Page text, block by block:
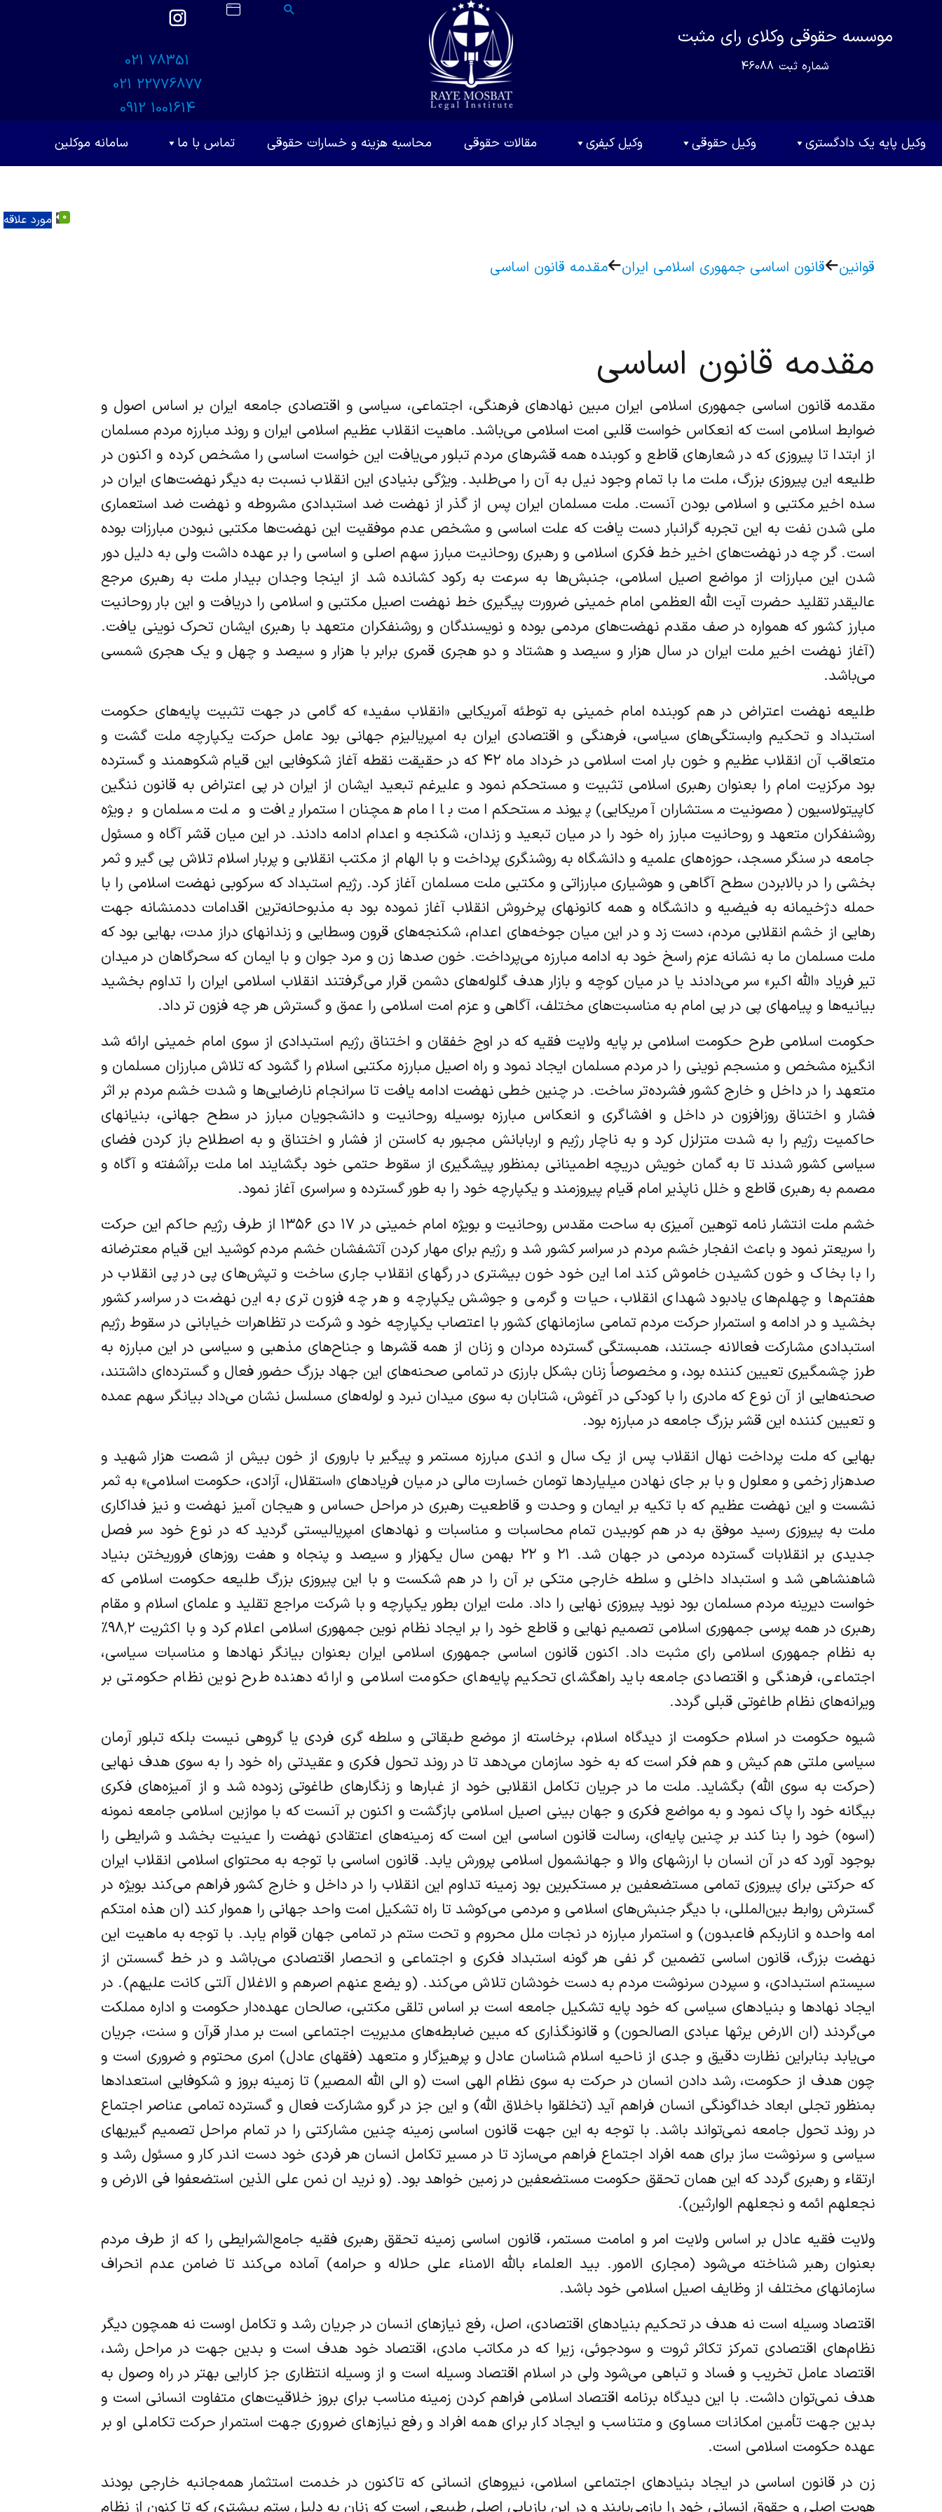
موسسه حقوقی وکلای رای مثبت
شماره ثبت
021 78351
021 22776877
0912 1001614
وکیل پایه یک دادگستری وکیل حقوقی وکیل کیفری مقالات حقوقی محاسبه هزینه و خسارات حقوقی تماس با ما سامانه موکلین
مورد علاقه 0
قوانین قانون اساسی جمهوری اسلامی ایران مقدمه قانون اساسی
مقدمه قانون اساسی
مقدمه قانون اساسی جمهوری اسلامی ایران مبین نهادهای فرهنگی، اجتماعی، سیاسی و اقتصادی جامعه ایران بر اساس اصول و
ضوابط اسلامی است که انعکاس خواست قلبی امت اسلامی می‌باشد. ماهیت انقلاب عظیم اسلامی ایران و روند مبارزه مردم مسلمان
از ابتدا تا پیروزی که در شعارهای قاطع و کوبنده همه قشرهای مردم تبلور می‌یافت این خواست اساسی را مشخص کرده و اکنون در
طلیعه این پیروزی بزرگ، ملت ما با تمام وجود نیل به آن را می‌طلبد. ویژگی بنیادی این انقلاب نسبت به دیگر نهضت‌های ایران در
سده اخیر مکتبی و اسلامی بودن آنست. ملت مسلمان ایران پس از گذر از نهضت ضد استبدادی مشروطه و نهضت ضد استعماری
ملی شدن نفت به این تجربه گرانبار دست یافت که علت اساسی و مشخص عدم موفقیت این نهضت‌ها مکتبی نبودن مبارزات بوده
است. گر چه در نهضت‌های اخیر خط فکری اسلامی و رهبری روحانیت مبارز سهم اصلی و اساسی را بر عهده داشت ولی به دلیل دور
شدن این مبارزات از مواضع اصیل اسلامی، جنبش‌ها به سرعت به رکود کشانده شد از اینجا وجدان بیدار ملت به رهبری مرجع
عالیقدر تقلید حضرت آیت الله العظمی امام خمینی ضرورت پیگیری خط نهضت اصیل مکتبی و اسلامی را دریافت و این بار روحانیت
مبارز کشور که همواره در صف مقدم نهضت‌های مردمی بوده و نویسندگان و روشنفکران متعهد با رهبری ایشان تحرک نوینی یافت.
(آغاز نهضت اخیر ملت ایران در سال هزار و سیصد و هشتاد و دو هجری قمری برابر با هزار و سیصد و چهل و یک هجری شمسی
می‌باشد.
طلیعه نهضت اعتراض در هم کوبنده امام خمینی به توطئه آمریکایی «انقلاب سفید» که گامی در جهت تثبیت پایه‌های حکومت
استبداد و تحکیم وابستگی‌های سیاسی، فرهنگی و اقتصادی ایران به امپریالیزم جهانی بود عامل حرکت یکپارچه ملت گشت و
متعاقب آن انقلاب عظیم و خون بار امت اسلامی در خرداد ماه ۴۲ که در حقیقت نقطه آغاز شکوفایی این قیام شکوهمند و گسترده
بود مرکزیت امام را بعنوان رهبری اسلامی تثبیت و مستحکم نمود و علیرغم تبعید ایشان از ایران در پی اعتراض به قانون ننگین
کاپیتولاسیون (مصونیت مستشاران آمریکایی) پیوند مستحکم امت با امام همچنان استمرار یافت و ملت مسلمان و بویژه
روشنفکران متعهد و روحانیت مبارز راه خود را در میان تبعید و زندان، شکنجه و اعدام ادامه دادند. در این میان قشر آگاه و مسئول
جامعه در سنگر مسجد، حوزه‌های علمیه و دانشگاه به روشنگری پرداخت و با الهام از مکتب انقلابی و پربار اسلام تلاش پی گیر و ثمر
بخشی را در بالابردن سطح آگاهی و هوشیاری مبارزاتی و مکتبی ملت مسلمان آغاز کرد. رژیم استبداد که سرکوبی نهضت اسلامی را با
حمله دژخیمانه به فیضیه و دانشگاه و همه کانونهای پرخروش انقلاب آغاز نموده بود به مذبوحانه‌ترین اقدامات ددمنشانه جهت
رهایی از خشم انقلابی مردم، دست زد و در این میان جوخه‌های اعدام، شکنجه‌های قرون وسطایی و زندانهای دراز مدت، بهایی بود که
ملت مسلمان ما به نشانه عزم راسخ خود به ادامه مبارزه می‌پرداخت. خون صدها زن و مرد جوان و با ایمان که سحرگاهان در میدان
تیر فریاد «الله اکبر» سر می‌دادند یا در میان کوچه و بازار هدف گلوله‌های دشمن قرار می‌گرفتند انقلاب اسلامی ایران را تداوم بخشید
بیانیه‌ها و پیامهای پی در پی امام به مناسبت‌های مختلف، آگاهی و عزم امت اسلامی را عمق و گسترش هر چه فزون تر داد.
حکومت اسلامی طرح حکومت اسلامی بر پایه ولایت فقیه که در اوج خفقان و اختناق رژیم استبدادی از سوی امام خمینی ارائه شد
انگیزه مشخص و منسجم نوینی را در مردم مسلمان ایجاد نمود و راه اصیل مبارزه مکتبی اسلام را گشود که تلاش مبارزان مسلمان و
متعهد را در داخل و خارج کشور فشرده‌تر ساخت. در چنین خطی نهضت ادامه یافت تا سرانجام نارضایی‌ها و شدت خشم مردم بر اثر
فشار و اختناق روزافزون در داخل و افشاگری و انعکاس مبارزه بوسیله روحانیت و دانشجویان مبارز در سطح جهانی، بنیانهای
حاکمیت رژیم را به شدت متزلزل کرد و به ناچار رژیم و اربابانش مجبور به کاستن از فشار و اختناق و به اصطلاح باز کردن فضای
سیاسی کشور شدند تا به گمان خویش دریچه اطمینانی بمنظور پیشگیری از سقوط حتمی خود بگشایند اما ملت برآشفته و آگاه و
مصمم به رهبری قاطع و خلل ناپذیر امام قیام پیروزمند و یکپارچه خود را به طور گسترده و سراسری آغاز نمود.
خشم ملت انتشار نامه توهین آمیزی به ساحت مقدس روحانیت و بویژه امام خمینی در ۱۷ دی ۱۳۵۶ از طرف رژیم حاکم این حرکت
را سریعتر نمود و باعث انفجار خشم مردم در سراسر کشور شد و رژیم برای مهار کردن آتشفشان خشم مردم کوشید این قیام معترضانه
را با بخاک و خون کشیدن خاموش کند اما این خود خون بیشتری در رگهای انقلاب جاری ساخت و تپش‌های پی در پی انقلاب در
هفتم‌ها و چهلم‌های یادبود شهدای انقلاب، حیات و گرمی و جوشش یکپارچه و هر چه فزون تری به این نهضت در سراسر کشور
بخشید و در ادامه و استمرار حرکت مردم تمامی سازمانهای کشور با اعتصاب یکپارچه خود و شرکت در تظاهرات خیابانی در سقوط رژیم
استبدادی مشارکت فعالانه جستند، همبستگی گسترده مردان و زنان از همه قشرها و جناح‌های مذهبی و سیاسی در این مبارزه به
طرز چشمگیری تعیین کننده بود، و مخصوصاً زنان بشکل بارزی در تمامی صحنه‌های این جهاد بزرگ حضور فعال و گسترده‌ای داشتند،
صحنه‌هایی از آن نوع که مادری را با کودکی در آغوش، شتابان به سوی میدان نبرد و لوله‌های مسلسل نشان می‌داد بیانگر سهم عمده
و تعیین کننده این قشر بزرگ جامعه در مبارزه بود.
بهایی که ملت پرداخت نهال انقلاب پس از یک سال و اندی مبارزه مستمر و پیگیر با باروری از خون بیش از شصت هزار شهید و
صدهزار زخمی و معلول و با بر جای نهادن میلیاردها تومان خسارت مالی در میان فریادهای «استقلال، آزادی، حکومت اسلامی» به ثمر
نشست و این نهضت عظیم که با تکیه بر ایمان و وحدت و قاطعیت رهبری در مراحل حساس و هیجان آمیز نهضت و نیز فداکاری
ملت به پیروزی رسید موفق به در هم کوبیدن تمام محاسبات و مناسبات و نهادهای امپریالیستی گردید که در نوع خود سر فصل
جدیدی بر انقلابات گسترده مردمی در جهان شد. ۲۱ و ۲۲ بهمن سال یکهزار و سیصد و پنجاه و هفت روزهای فروریختن بنیاد
شاهنشاهی شد و استبداد داخلی و سلطه خارجی متکی بر آن را در هم شکست و با این پیروزی بزرگ طلیعه حکومت اسلامی که
خواست دیرینه مردم مسلمان بود نوید پیروزی نهایی را داد. ملت ایران بطور یکپارچه و با شرکت مراجع تقلید و علمای اسلام و مقام
رهبری در همه پرسی جمهوری اسلامی تصمیم نهایی و قاطع خود را بر ایجاد نظام نوین جمهوری اسلامی اعلام کرد و با اکثریت ۹۸٬۲٪
به نظام جمهوری اسلامی رای مثبت داد. اکنون قانون اساسی جمهوری اسلامی ایران بعنوان بیانگر نهادها و مناسبات سیاسی،
اجتماعی، فرهنگی و اقتصادی جامعه باید راهگشای تحکیم پایه‌های حکومت اسلامی و ارائه دهنده طرح نوین نظام حکومتی بر
ویرانه‌های نظام طاغوتی قبلی گردد.
شیوه حکومت در اسلام حکومت از دیدگاه اسلام، برخاسته از موضع طبقاتی و سلطه گری فردی یا گروهی نیست بلکه تبلور آرمان
سیاسی ملتی هم کیش و هم فکر است که به خود سازمان می‌دهد تا در روند تحول فکری و عقیدتی راه خود را به سوی هدف نهایی
(حرکت به سوی الله) بگشاید. ملت ما در جریان تکامل انقلابی خود از غبارها و زنگارهای طاغوتی زدوده شد و از آمیزه‌های فکری
بیگانه خود را پاک نمود و به مواضع فکری و جهان بینی اصیل اسلامی بازگشت و اکنون بر آنست که با موازین اسلامی جامعه نمونه
(اسوه) خود را بنا کند بر چنین پایه‌ای، رسالت قانون اساسی این است که زمینه‌های اعتقادی نهضت را عینیت بخشد و شرایطی را
بوجود آورد که در آن انسان با ارزشهای والا و جهانشمول اسلامی پرورش یابد. قانون اساسی با توجه به محتوای اسلامی انقلاب ایران
که حرکتی برای پیروزی تمامی مستضعفین بر مستکبرین بود زمینه تداوم این انقلاب را در داخل و خارج کشور فراهم می‌کند بویژه در
گسترش روابط بین‌المللی، با دیگر جنبش‌های اسلامی و مردمی می‌کوشد تا راه تشکیل امت واحد جهانی را هموار کند (ان هذه امتکم
امه واحده و اناربکم فاعبدون) و استمرار مبارزه در نجات ملل محروم و تحت ستم در تمامی جهان قوام یابد. با توجه به ماهیت این
نهضت بزرگ، قانون اساسی تضمین گر نفی هر گونه استبداد فکری و اجتماعی و انحصار اقتصادی می‌باشد و در خط گسستن از
سیستم استبدادی، و سپردن سرنوشت مردم به دست خودشان تلاش می‌کند. (و یضع عنهم اصرهم و الاغلال آلتی کانت علیهم). در
ایجاد نهادها و بنیادهای سیاسی که خود پایه تشکیل جامعه است بر اساس تلقی مکتبی، صالحان عهده‌دار حکومت و اداره مملکت
می‌گردند (ان الارض یرثها عبادی الصالحون) و قانونگذاری که مبین ضابطه‌های مدیریت اجتماعی است بر مدار قرآن و سنت، جریان
می‌یابد بنابراین نظارت دقیق و جدی از ناحیه اسلام شناسان عادل و پرهیزگار و متعهد (فقهای عادل) امری محتوم و ضروری است و
چون هدف از حکومت، رشد دادن انسان در حرکت به سوی نظام الهی است (و الی الله المصیر) تا زمینه بروز و شکوفایی استعدادها
بمنظور تجلی ابعاد خداگونگی انسان فراهم آید (تخلقوا باخلاق الله) و این جز در گرو مشارکت فعال و گسترده تمامی عناصر اجتماع
در روند تحول جامعه نمی‌تواند باشد. با توجه به این جهت قانون اساسی زمینه چنین مشارکتی را در تمام مراحل تصمیم گیریهای
سیاسی و سرنوشت ساز برای همه افراد اجتماع فراهم می‌سازد تا در مسیر تکامل انسان هر فردی خود دست اندر کار و مسئول رشد و
ارتقاء و رهبری گردد که این همان تحقق حکومت مستضعفین در زمین خواهد بود. (و نرید ان نمن علی الذین استضعفوا فی الارض و
نجعلهم ائمه و نجعلهم الوارثین).
ولایت فقیه عادل بر اساس ولایت امر و امامت مستمر، قانون اساسی زمینه تحقق رهبری فقیه جامع‌الشرایطی را که از طرف مردم
بعنوان رهبر شناخته می‌شود (مجاری الامور. بید العلماء بالله الامناء علی حلاله و حرامه) آماده می‌کند تا ضامن عدم انحراف
سازمانهای مختلف از وظایف اصیل اسلامی خود باشد.
اقتصاد وسیله است نه هدف در تحکیم بنیادهای اقتصادی، اصل، رفع نیازهای انسان در جریان رشد و تکامل اوست نه همچون دیگر
نظام‌های اقتصادی تمرکز تکاثر ثروت و سودجوئی، زیرا که در مکاتب مادی، اقتصاد خود هدف است و بدین جهت در مراحل رشد،
اقتصاد عامل تخریب و فساد و تباهی می‌شود ولی در اسلام اقتصاد وسیله است و از وسیله انتظاری جز کارایی بهتر در راه وصول به
هدف نمی‌توان داشت. با این دیدگاه برنامه اقتصاد اسلامی فراهم کردن زمینه مناسب برای بروز خلاقیت‌های متفاوت انسانی است و
بدین جهت تأمین امکانات مساوی و متناسب و ایجاد کار برای همه افراد و رفع نیازهای ضروری جهت استمرار حرکت تکاملی او بر
عهده حکومت اسلامی است.
زن در قانون اساسی در ایجاد بنیادهای اجتماعی اسلامی، نیروهای انسانی که تاکنون در خدمت استثمار همه‌جانبه خارجی بودند